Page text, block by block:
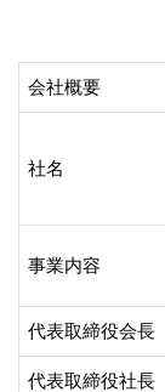
会社概要
社名
事業内容
代表取締役会長
代表取締役社長